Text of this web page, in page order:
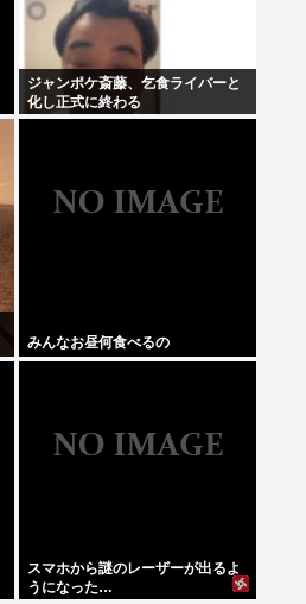
ジャンポケ斎藤、乞食ライバーと
化し正式に終わる
みんなお昼何食べるの
スマホから謎のレーザーが出るよ
うになった…